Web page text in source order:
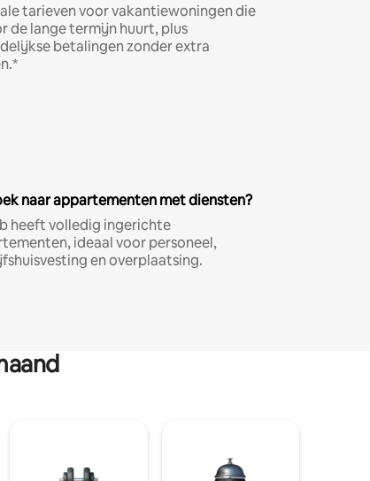
tarieven voor vakantiewoningen die
de lange termijn huurt, plus
betalingen zonder extra
naar appartementen met diensten?
heeft volledig ingerichte
ideaal voor personeel,
en overplaatsing.